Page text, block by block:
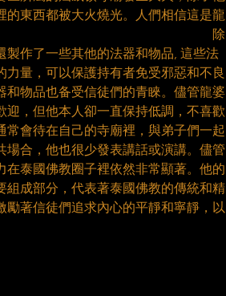
的東西都被大火燒光。人們相信這是龍
展現。 除
製作了一些其他的法器和物品, 這些法
量，可以保護持有者免受邪惡和不良
和物品也备受信徒們的青睞。儘管龍婆
迎，但他本人卻一直保持低調，不喜歡
常會待在自己的寺廟裡，與弟子們一起
場合，他也很少發表講話或演講。儘管
在泰國佛教圈子裡依然非常顯著。他的
組成部分，代表著泰國佛教的傳統和精
勵著信徒們追求內心的平靜和寧靜，以